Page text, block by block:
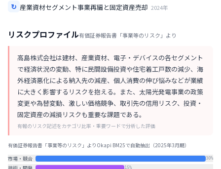
↻ 産業資材セグメント事業再編と固定資産売却 2024年
リスクプロファイル有価証券報告書「事業等のリスク」より
高島株式会社は建材、産業資材、電子・デバイスの各セグメント
で経済状況の変動、特に民間設備投資や住宅着工戸数の減少、海
外経済悪化による納入先の減産、個人消費の伸び悩みなどが業績
に大きく影響するリスクを抱える。また、太陽光発電事業の政策
変更や為替変動、激しい価格競争、取引先の信用リスク、投資・
固定資産の減損リスクも重要な課題である。
有報のリスク記述をカテゴリ比率・重要ワードで分析した評価
有価証券報告書「事業等のリスク」よりOkapi BM25で自動抽出（2025年3月期）
市場・競合
30%
15%